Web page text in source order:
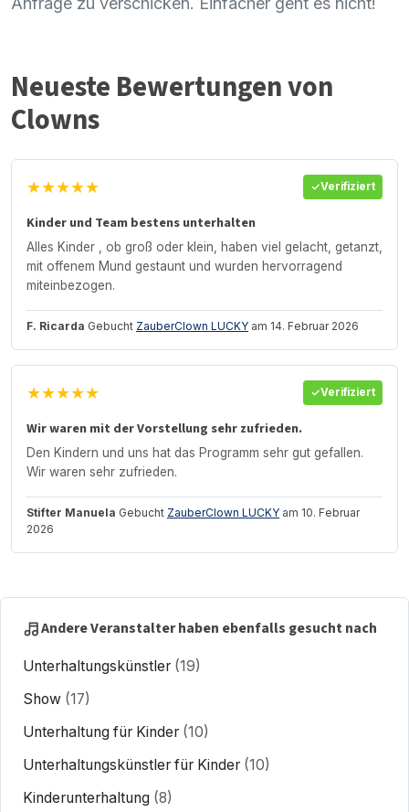
Neueste Bewertungen von
Clowns
★★★★★ Verifiziert
Kinder und Team bestens unterhalten
Alles Kinder , ob groß oder klein, haben viel gelacht, getanzt,
mit offenem Mund gestaunt und wurden hervorragend
miteinbezogen.
F. Ricarda Gebucht ZauberClown LUCKY am 14. Februar 2026
★★★★★ Verifiziert
Wir waren mit der Vorstellung sehr zufrieden.
Den Kindern und uns hat das Programm sehr gut gefallen.
Wir waren sehr zufrieden.
Stifter Manuela Gebucht ZauberClown LUCKY am 10. Februar
2026
Andere Veranstalter haben ebenfalls gesucht nach
Unterhaltungskünstler (19)
Show (17)
Unterhaltung für Kinder (10)
Unterhaltungskünstler für Kinder (10)
Kinderunterhaltung (8)